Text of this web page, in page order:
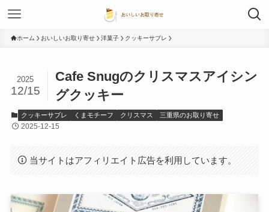
ホーム おいしいお取り寄せ 洋菓子 クッキーサブレ
Cafe Snugのクリスマスアイシン
グクッキー
2025
12/15
クッキーサブレ くまモチーフ クリスマス 三重県のお取り寄せ
2025-12-15
当サイトはアフィリエイト広告を利用しています。